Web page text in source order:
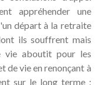
appréhender une
départ à la retraite
ils souffrent mais
vie aboutit pour les
de vie en renonçant à
sur le long terme ;